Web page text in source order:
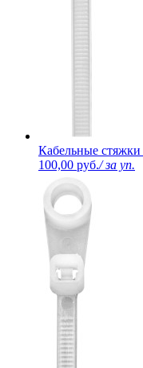
Кабельные
100,00 руб./ за уп.